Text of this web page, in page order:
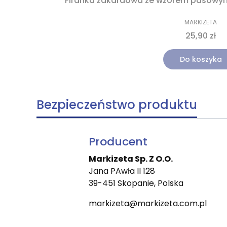
MARKIZETA
25,90 zł
Do koszyka
Bezpieczeństwo produktu
Producent
Markizeta Sp. Z O.O.
Jana PAwła II 128
39-451 Skopanie, Polska
markizeta@markizeta.com.pl